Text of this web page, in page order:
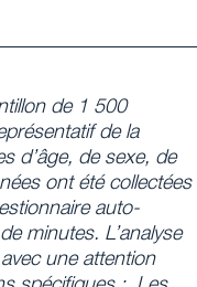
de 1 500
de la
d’âge, de sexe, de
ont été collectées
auto-
minutes. L’analyse
une attention